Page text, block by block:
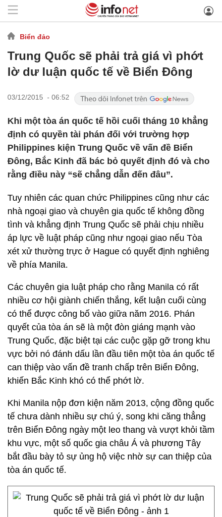
Biển đảo
Trung Quốc sẽ phải trả giá vì phớt
lờ dư luận quốc tế về Biển Đông
03/12/2015 - 06:52
Khi một tòa án quốc tế hồi cuối tháng 10 khẳng
định có quyền tài phán đối với trường hợp
Philippines kiện Trung Quốc về vấn đề Biển
Đông, Bắc Kinh đã bác bỏ quyết định đó và cho
rằng điều này “sẽ chẳng dẫn đến đâu”.
Tuy nhiên các quan chức Philippines cũng như các
nhà ngoại giao và chuyên gia quốc tế không đồng
tình và khẳng định Trung Quốc sẽ phải chịu nhiều
áp lực về luật pháp cũng như ngoại giao nếu Tòa
xét xử thường trực ở Hague có quyết định nghiêng
về phía Manila.
Các chuyên gia luật pháp cho rằng Manila có rất
nhiều cơ hội giành chiến thắng, kết luận cuối cùng
có thể được công bố vào giữa năm 2016. Phán
quyết của tòa án sẽ là một đòn giáng mạnh vào
Trung Quốc, đặc biệt tại các cuộc gặp gỡ trong khu
vực bởi nó đánh dấu lần đầu tiên một tòa án quốc tế
can thiệp vào vấn đề tranh chấp trên Biển Đông,
khiến Bắc Kinh khó có thể phớt lờ.
Khi Manila nộp đơn kiện năm 2013, cộng đồng quốc
tế chưa dành nhiều sự chú ý, song khi căng thẳng
trên Biển Đông ngày một leo thang và vượt khỏi tầm
khu vực, một số quốc gia châu Á và phương Tây
bắt đầu bày tỏ sự ủng hộ việc nhờ sự can thiệp của
tòa án quốc tế.